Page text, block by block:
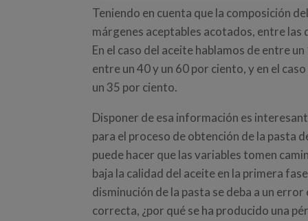
Teniendo en cuenta que la composición
márgenes aceptables acotados, entre
En el caso del aceite hablamos de entre
entre un 40 y un 60 por ciento, y en el
un 35 por ciento.
Disponer de esa información es
para el proceso de obtención de la pasta
puede hacer que las variables tomen
baja la calidad del aceite en la primera
disminución de la pasta se deba a un
correcta, ¿por qué se ha producido una